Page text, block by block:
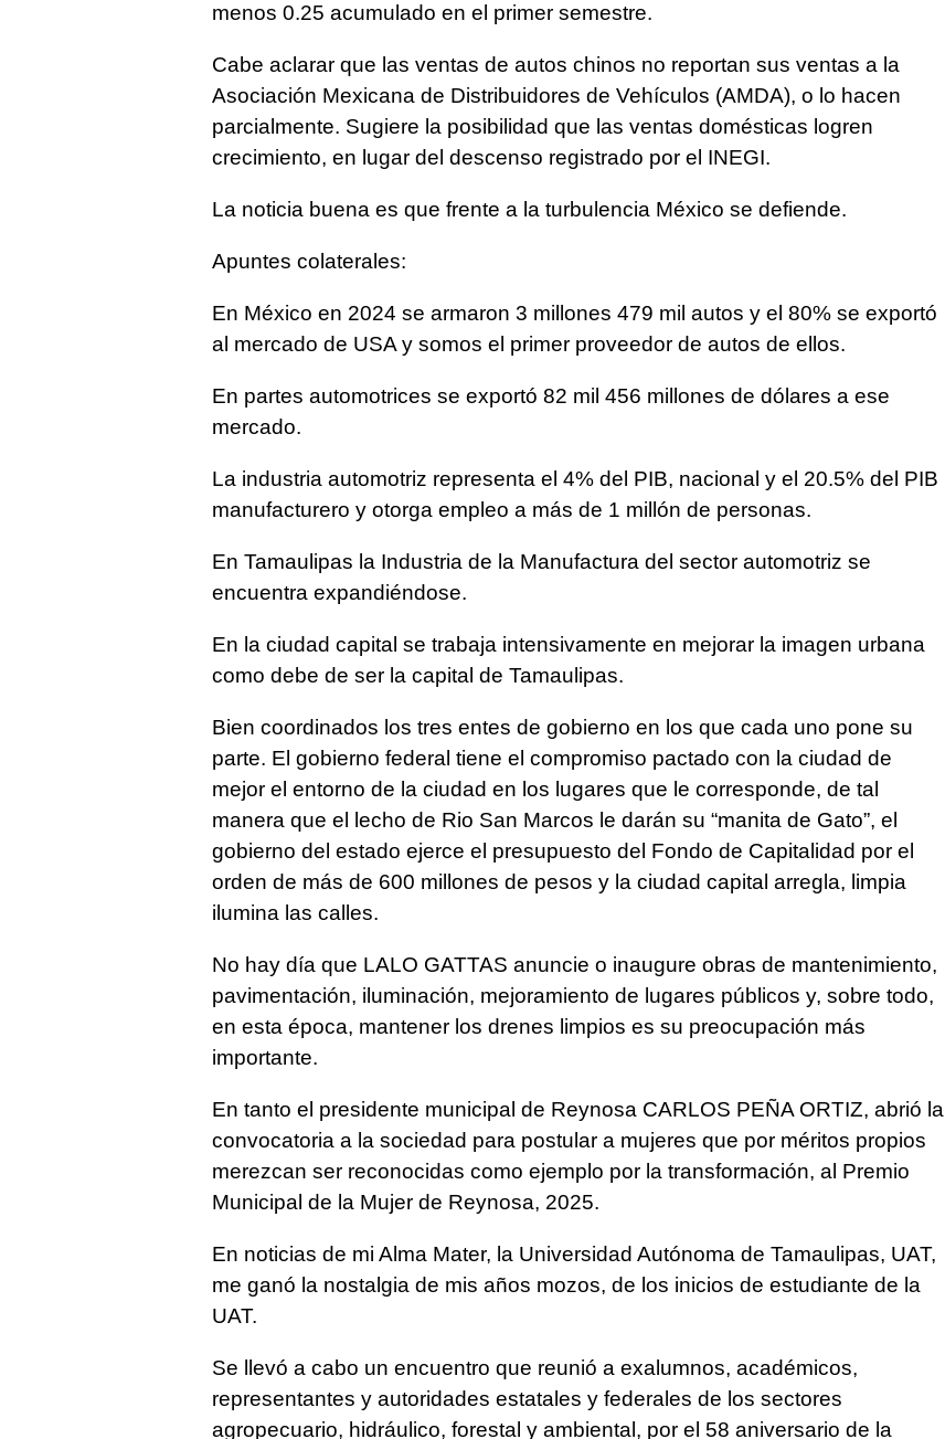
menos 0.25 acumulado en el primer semestre.
Cabe aclarar que las ventas de autos chinos no reportan sus ventas a la
Asociación Mexicana de Distribuidores de Vehículos (AMDA), o lo hacen
parcialmente. Sugiere la posibilidad que las ventas domésticas logren
crecimiento, en lugar del descenso registrado por el INEGI.
La noticia buena es que frente a la turbulencia México se defiende.
Apuntes colaterales:
En México en 2024 se armaron 3 millones 479 mil autos y el 80% se exportó
al mercado de USA y somos el primer proveedor de autos de ellos.
En partes automotrices se exportó 82 mil 456 millones de dólares a ese
mercado.
La industria automotriz representa el 4% del PIB, nacional y el 20.5% del PIB
manufacturero y otorga empleo a más de 1 millón de personas.
En Tamaulipas la Industria de la Manufactura del sector automotriz se
encuentra expandiéndose.
En la ciudad capital se trabaja intensivamente en mejorar la imagen urbana
como debe de ser la capital de Tamaulipas.
Bien coordinados los tres entes de gobierno en los que cada uno pone su
parte. El gobierno federal tiene el compromiso pactado con la ciudad de
mejor el entorno de la ciudad en los lugares que le corresponde, de tal
manera que el lecho de Rio San Marcos le darán su “manita de Gato”, el
gobierno del estado ejerce el presupuesto del Fondo de Capitalidad por el
orden de más de 600 millones de pesos y la ciudad capital arregla, limpia
ilumina las calles.
No hay día que LALO GATTAS anuncie o inaugure obras de mantenimiento,
pavimentación, iluminación, mejoramiento de lugares públicos y, sobre todo,
en esta época, mantener los drenes limpios es su preocupación más
importante.
En tanto el presidente municipal de Reynosa CARLOS PEÑA ORTIZ, abrió la
convocatoria a la sociedad para postular a mujeres que por méritos propios
merezcan ser reconocidas como ejemplo por la transformación, al Premio
Municipal de la Mujer de Reynosa, 2025.
En noticias de mi Alma Mater, la Universidad Autónoma de Tamaulipas, UAT,
me ganó la nostalgia de mis años mozos, de los inicios de estudiante de la
UAT.
Se llevó a cabo un encuentro que reunió a exalumnos, académicos,
representantes y autoridades estatales y federales de los sectores
agropecuario, hidráulico, forestal y ambiental, por el 58 aniversario de la